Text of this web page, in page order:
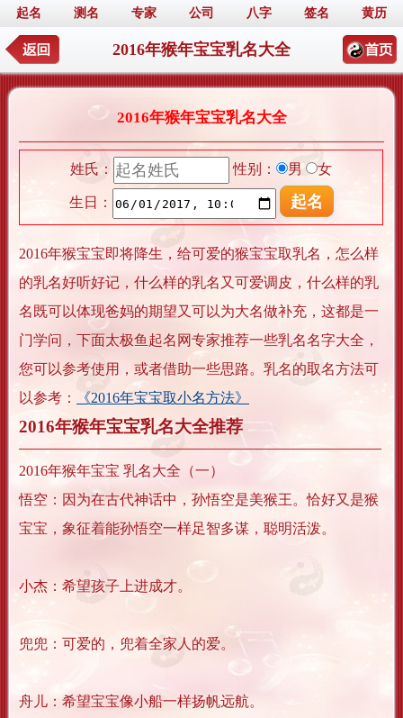
起名 测名 专家 公司 八字 签名 黄历
2016年猴年宝宝乳名大全
2016年猴年宝宝乳名大全
姓氏： 性别： 男 女
生日：
2016年猴宝宝即将降生，给可爱的猴宝宝取乳名，怎么样
的乳名好听好记，什么样的乳名又可爱调皮，什么样的乳
名既可以体现爸妈的期望又可以为大名做补充，这都是一
门学问，下面太极鱼起名网专家推荐一些乳名名字大全，
您可以参考使用，或者借助一些思路。乳名的取名方法可
以参考：
《2016年宝宝取小名方法》
2016年猴年宝宝乳名大全推荐
2016年猴年宝宝 乳名大全（一）
悟空：因为在古代神话中，孙悟空是美猴王。恰好又是猴
宝宝，象征着能孙悟空一样足智多谋，聪明活泼。
小杰：希望孩子上进成才。
兜兜：可爱的，兜着全家人的爱。
舟儿：希望宝宝像小船一样扬帆远航。